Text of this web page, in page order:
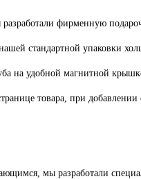
фирменную
стандартной упаковки
на удобной магнитной
товара, при добавлении
мы разработали